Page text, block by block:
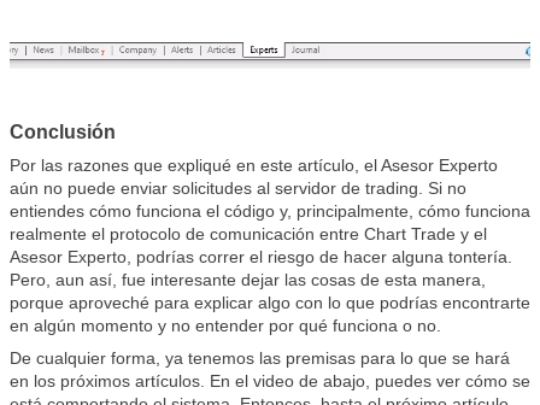
Conclusión
Por las razones que expliqué en este artículo, el Asesor Experto
aún no puede enviar solicitudes al servidor de trading. Si no
entiendes cómo funciona el código y, principalmente, cómo funciona
realmente el protocolo de comunicación entre Chart Trade y el
Asesor Experto, podrías correr el riesgo de hacer alguna tontería.
Pero, aun así, fue interesante dejar las cosas de esta manera,
porque aproveché para explicar algo con lo que podrías encontrarte
en algún momento y no entender por qué funciona o no.
De cualquier forma, ya tenemos las premisas para lo que se hará
en los próximos artículos. En el video de abajo, puedes ver cómo se